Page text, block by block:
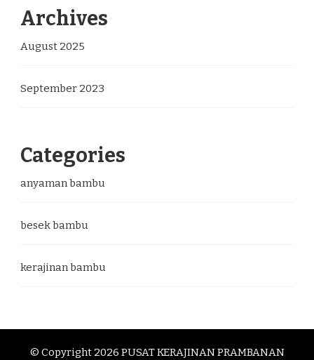
Archives
August 2025
September 2023
Categories
anyaman bambu
besek bambu
kerajinan bambu
© Copyright 2026 PUSAT KERAJINAN PRAMBANAN